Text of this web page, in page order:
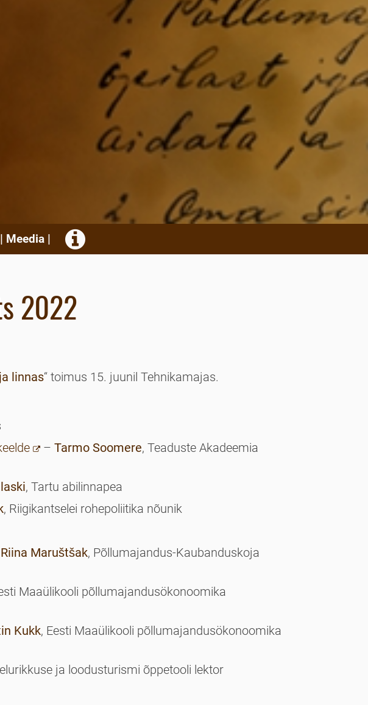
| Meedia|
2022
linnas“ toimus 15. juunil Tehnikamajas.
– Tarmo Soomere, Teaduste Akadeemia
, Tartu abilinnapea
, Riigikantselei rohepoliitika nõunik
Riina Maruštšak, Põllumajandus-Kaubanduskoja
Maaülikooli põllumajandusökonoomika
Kukk, Eesti Maaülikooli põllumajandusökonoomika
ja loodusturismi õppetooli lektor